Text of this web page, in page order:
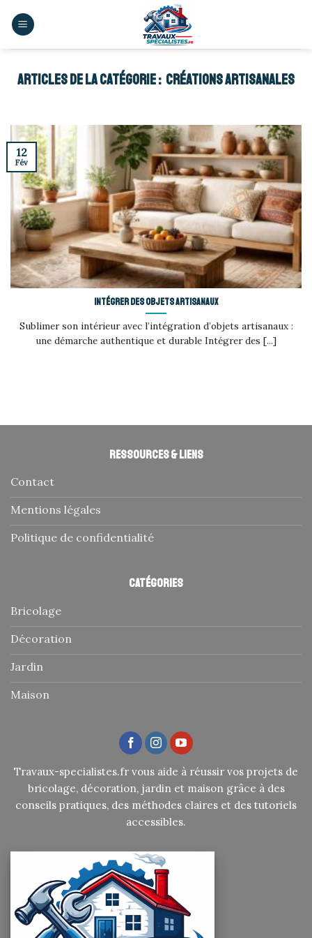
CRÉATIONS ARTISANALES
Intégrer des objets artisanaux
Sublimer son intérieur avec l’intégration d’objets artisanaux :
une démarche authentique et durable Intégrer des [...]
12
Fév
Ressources & liens
Contact
Mentions légales
Politique de confidentialité
Catégories
Bricolage
Décoration
Jardin
Maison
Travaux-specialistes.fr vous aide à réussir vos projets de
bricolage, décoration, jardin et maison grâce à des
conseils pratiques, des méthodes claires et des tutoriels
accessibles.